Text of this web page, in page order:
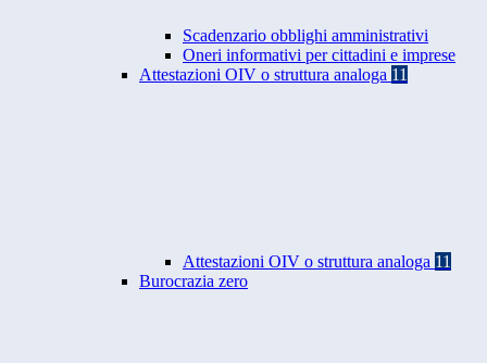
Scadenzario obblighi amministrativi
Oneri informativi per cittadini e imprese
Attestazioni OIV o struttura analoga 11
Attestazioni OIV o struttura analoga 11
Burocrazia zero